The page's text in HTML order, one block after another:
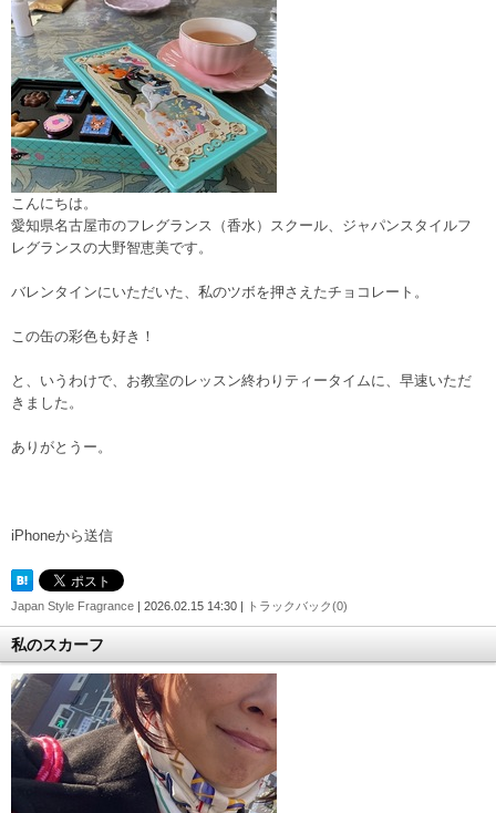
こんにちは。
愛知県名古屋市のフレグランス（香水）スクール、ジャパンスタイルフ
レグランスの大野智恵美です。
バレンタインにいただいた、私のツボを押さえたチョコレート。
この缶の彩色も好き！
と、いうわけで、お教室のレッスン終わりティータイムに、早速いただ
きました。
ありがとうー。
iPhoneから送信
Japan Style Fragrance | 2026.02.15 14:30 | トラックバック(0)
私のスカーフ